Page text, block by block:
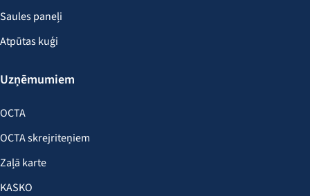
Saules paneļi
Atpūtas kuģi
Uzņēmumiem
OCTA
OCTA skrejriteņiem
Zaļā karte
KASKO